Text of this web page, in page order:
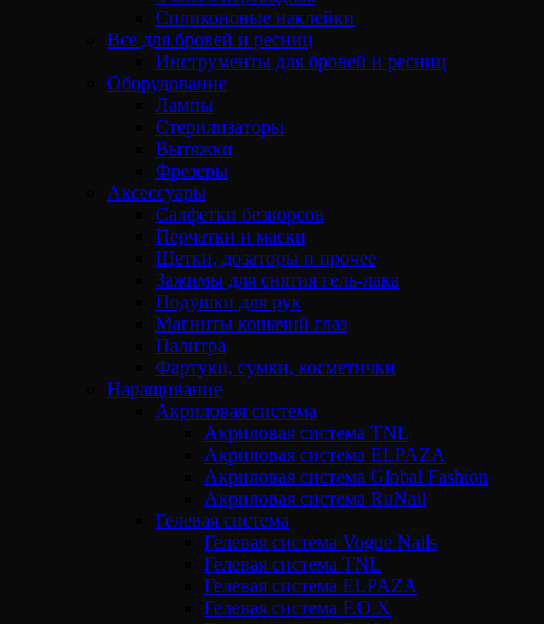
Силиконовые наклейки
Все для бровей и ресниц
Инструменты для бровей и ресниц
Оборудование
Лампы
Стерилизаторы
Вытяжки
Фрезеры
Аксессуары
Салфетки безворсов
Перчатки и маски
Щетки, дозаторы и прочее
Зажимы для снятия гель-лака
Подушки для рук
Магниты кошачий глаз
Палитра
Фартуки, сумки, косметички
Наращивание
Акриловая система
Акриловая система TNL
Акриловая система ELPAZA
Акриловая система Global Fashion
Акриловая система RuNail
Гелевая система
Гелевая система Vogue Nails
Гелевая система TNL
Гелевая система ELPAZA
Гелевая система F.O.X